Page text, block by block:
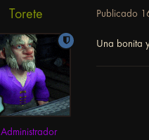
Torete
Administrador
Publicado
Una bonita